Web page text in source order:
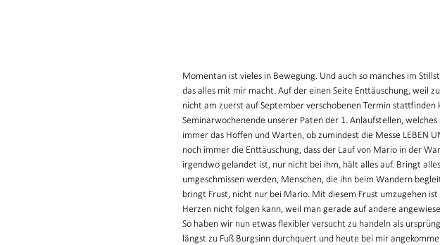
Momentan ist vieles in Bewegung. Und auch so manches im
das alles mit mir macht. Auf der einen Seite Enttäuschung, weil
nicht am zuerst auf September verschobenen Termin stattfinden
Seminarwochenende unserer Paten der 1. Anlaufstellen,
immer das Hoffen und Warten, ob zumindest die Messe LEBEN
noch immer die Enttäuschung, dass der Lauf von Mario in der
irgendwo gelandet ist, nur nicht bei ihm, hält alles auf. Bringt
umgeschmissen werden, Menschen, die ihn beim Wandern
bringt Frust, nicht nur bei Mario. Mit diesem Frust umzugehen
Herzen nicht folgen kann, weil man gerade auf andere
So haben wir nun etwas flexibler versucht zu handeln als
längst zu Fuß Burgsinn durchquert und heute bei mir